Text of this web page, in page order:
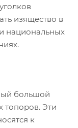
изящество в
национальных
большой
топоров. Эти
к